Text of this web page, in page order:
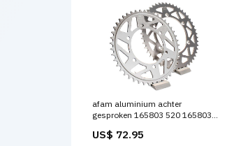
afam aluminium achter
gesproken 165803 520 165803
-1200-2010-esi8369744
US$ 72.95